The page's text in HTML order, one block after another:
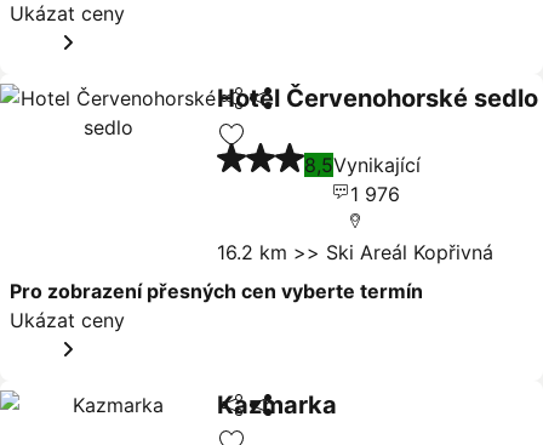
Ukázat ceny
Sdílet
Přidat na seznam oblíbených
Hotel Červenohorské sedlo
Ukázat ceny
3 Počet hvězdiček
8,5Vynikající
1 976
16.2 km >> Ski Areál Kopřivná
Pro zobrazení přesných cen vyberte termín
Ukázat ceny
Sdílet
Kazmarka